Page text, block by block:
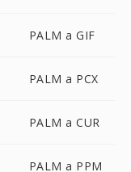
PALM a GIF
PALM a PCX
PALM a CUR
PALM a PPM